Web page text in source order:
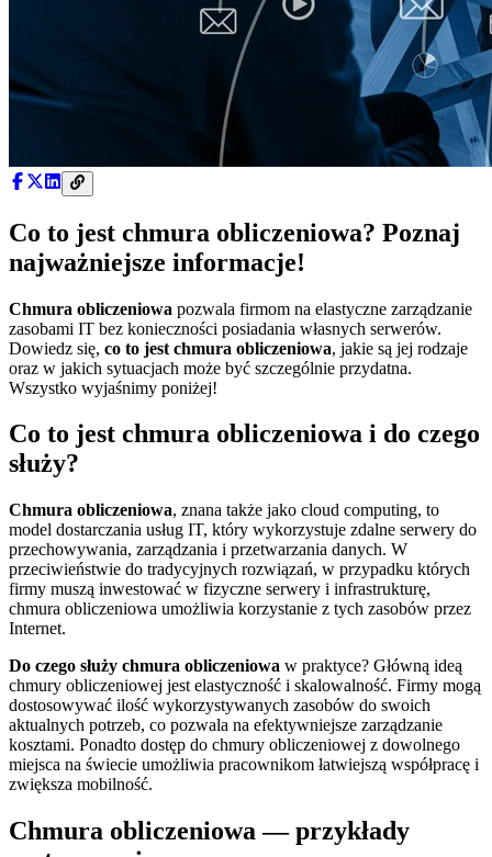
Co to jest chmura obliczeniowa? Poznaj
najważniejsze informacje!
Chmura obliczeniowa pozwala firmom na elastyczne zarządzanie
zasobami IT bez konieczności posiadania własnych serwerów.
Dowiedz się, co to jest chmura obliczeniowa, jakie są jej rodzaje
oraz w jakich sytuacjach może być szczególnie przydatna.
Wszystko wyjaśnimy poniżej!
Co to jest chmura obliczeniowa i do czego
służy?
Chmura obliczeniowa, znana także jako cloud computing, to
model dostarczania usług IT, który wykorzystuje zdalne serwery do
przechowywania, zarządzania i przetwarzania danych. W
przeciwieństwie do tradycyjnych rozwiązań, w przypadku których
firmy muszą inwestować w fizyczne serwery i infrastrukturę,
chmura obliczeniowa umożliwia korzystanie z tych zasobów przez
Internet.
Do czego służy chmura obliczeniowa w praktyce? Główną ideą
chmury obliczeniowej jest elastyczność i skalowalność. Firmy mogą
dostosowywać ilość wykorzystywanych zasobów do swoich
aktualnych potrzeb, co pozwala na efektywniejsze zarządzanie
kosztami. Ponadto dostęp do chmury obliczeniowej z dowolnego
miejsca na świecie umożliwia pracownikom łatwiejszą współpracę i
zwiększa mobilność.
Chmura obliczeniowa — przykłady